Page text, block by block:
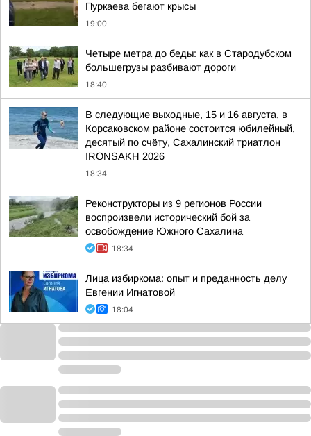
Пуркаева бегают крысы
19:00
Четыре метра до беды: как в Стародубском
большегрузы разбивают дороги
18:40
В следующие выходные, 15 и 16 августа, в
Корсаковском районе состоится юбилейный,
десятый по счёту, Сахалинский триатлон
IRONSAKH 2026
18:34
Реконструкторы из 9 регионов России
воспроизвели исторический бой за
освобождение Южного Сахалина
18:34
Лица избиркома: опыт и преданность делу
Евгении Игнатовой
18:04